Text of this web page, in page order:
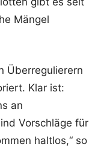
Mängel
Überregulierern
Klar ist:
an
Vorschläge für
haltlos,“ so